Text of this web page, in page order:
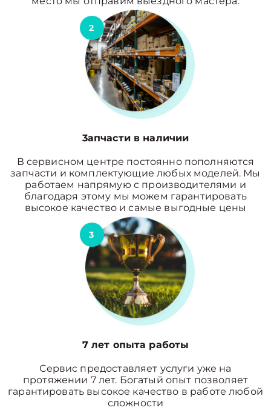
2
3апчасти в наличии
В сервисном центре постоянно пополняются
запчасти и комплектующие любых моделей. Мы
работаем напрямую с производителями и
благодаря этому мы можем гарантировать
высокое качество и самые выгодные цены
3
7 лет опыта работы
Сервис предоставляет услуги уже на
протяжении 7 лет. Богатый опыт позволяет
гарантировать высокое качество в работе любой
сложности